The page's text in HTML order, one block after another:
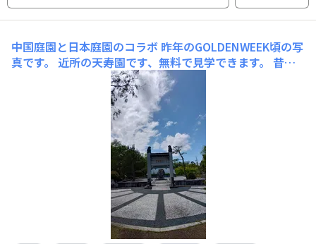
中国庭園と日本庭園のコラボ 昨年のGOLDENWEEK頃の写
真です。 近所の天寿園です、無料で見学できます。 昔は
娘っ子が幼い頃によく行ってました。 鯉のご飯をあげ
に。 近くの潟から水を池に入れているので、鯉以外に
も、メダカ、カメ、雷魚も見かけたことがあります。 新